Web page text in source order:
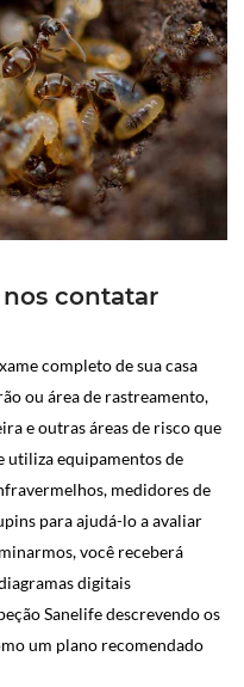
contatar
completo de sua casa
ou área de rastreamento,
e outras áreas de risco que
utiliza equipamentos de
medidores de
para ajudá-lo a avaliar
você receberá
digitais
Sanelife descrevendo os
um plano recomendado